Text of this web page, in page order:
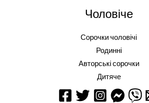
Чоловіче
Сорочки чоловічі
Родинні
Авторські сорочки
Дитяче